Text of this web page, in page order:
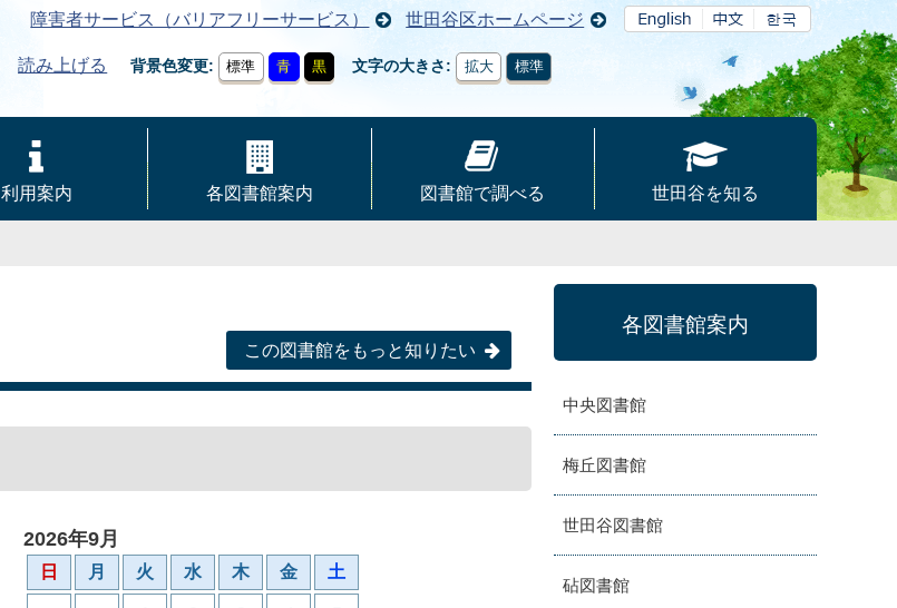
障害者サービス（バリアフリーサービス） 世田谷区ホームページ
読み上げる 背景色変更 標準 青 黒 文字の大きさ 拡大 標準
利用案内 各図書館案内 図書館で調べる 世田谷を知る
この図書館をもっと知りたい
2026年9月
日 月 火 水 木 金 土
各図書館案内
中央図書館
梅丘図書館
世田谷図書館
砧図書館